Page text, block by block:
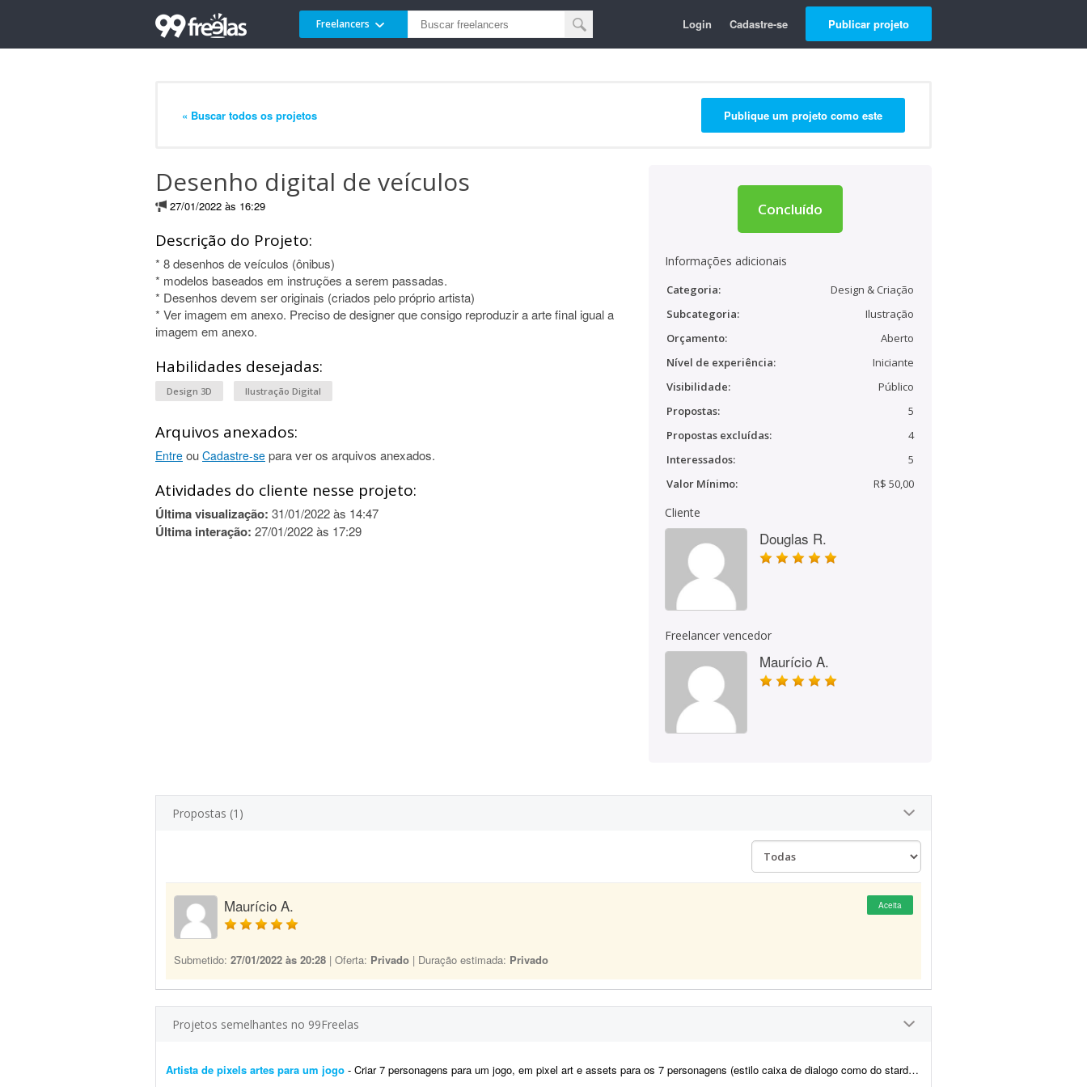
Freelancers Login Cadastre-se Publicar projeto
« Buscar todos os projetos Publique um projeto como este
Desenho digital de veículos
27/01/2022 às 16:29
Descrição do Projeto:
* 8 desenhos de veículos (ônibus)
* modelos baseados em instruções a serem passadas.
* Desenhos devem ser originais (criados pelo próprio artista)
* Ver imagem em anexo. Preciso de designer que consigo reproduzir a arte final igual a
imagem em anexo.
Habilidades desejadas:
Design 3D Ilustração Digital
Arquivos anexados:
Entre ou Cadastre-se para ver os arquivos anexados.
Atividades do cliente nesse projeto:
Última visualização: 31/01/2022 às 14:47
Última interação: 27/01/2022 às 17:29
Concluído
Informações adicionais
Categoria:
Design & Criação
Subcategoria:
Ilustração
Orçamento:
Aberto
Nível de experiência:
Iniciante
Visibilidade:
Público
Propostas:
5
Propostas excluídas:
4
Interessados:
5
Valor Mínimo:
R$ 50,00
Cliente
Douglas R.
Freelancer vencedor
Maurício A.
Propostas (1)
Maurício A. Aceita
Submetido: 27/01/2022 às 20:28 | Oferta: Privado | Duração estimada: Privado
Projetos semelhantes no 99Freelas
Artista de pixels artes para um jogo - Criar 7 personagens para um jogo, em pixel art e assets para os 7 personagens (estilo caixa de dialogo como do stardew Valley)